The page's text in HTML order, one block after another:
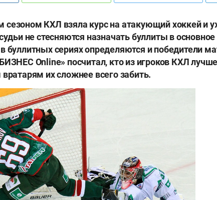
КХЛ взяла курс на атакующий хоккей и
не стесняются назначать буллиты в
буллитных сериях определяются и победители
Online» посчитал, кто из игроков КХЛ
их сложнее всего забить.